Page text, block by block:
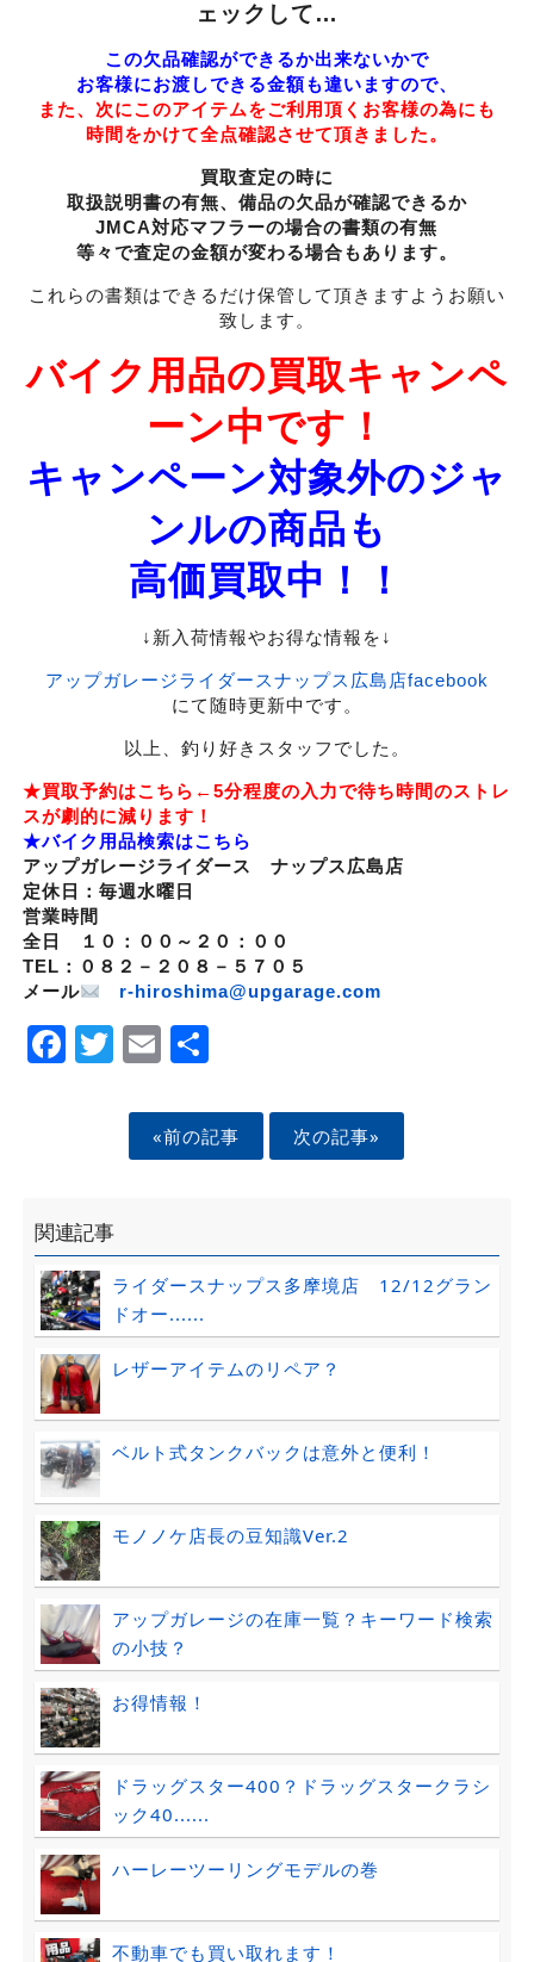
ェックして…
この欠品確認ができるか出来ないかで
お客様にお渡しできる金額も違いますので、
また、次にこのアイテムをご利用頂くお客様の為にも
時間をかけて全点確認させて頂きました。
買取査定の時に
取扱説明書の有無、備品の欠品が確認できるか
JMCA対応マフラーの場合の書類の有無
等々で査定の金額が変わる場合もあります。
これらの書類はできるだけ保管して頂きますようお願い
致します。
バイク用品の買取キャンペ
ーン中です！
キャンペーン対象外のジャ
ンルの商品も
高価買取中！！
↓新入荷情報やお得な情報を↓
アップガレージライダースナップス広島店facebook
にて随時更新中です。
以上、釣り好きスタッフでした。
★買取予約はこちら ←5分程度の入力で待ち時間のストレ
スが劇的に減ります！
★バイク用品検索はこちら
アップガレージライダース ナップス広島店
定休日：毎週水曜日
営業時間
全日 １０：００～２０：００
TEL：０８２－２０８－５７０５
メール
r-hiroshima@upgarage.com
Facebook
Twitter
EmailShare
«前の記事 次の記事»
関連記事
ライダースナップス多摩境店 12/12グラン
ドオー......
レザーアイテムのリペア？
ベルト式タンクバックは意外と便利！
モノノケ店長の豆知識Ver.2
アップガレージの在庫一覧？キーワード検索
の小技？
お得情報！
ドラッグスター400？ドラッグスタークラシ
ック40......
ハーレーツーリングモデルの巻
不動車でも買い取れます！